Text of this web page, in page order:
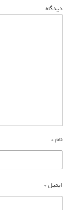
دیدگاه
نام*
ایمیل*